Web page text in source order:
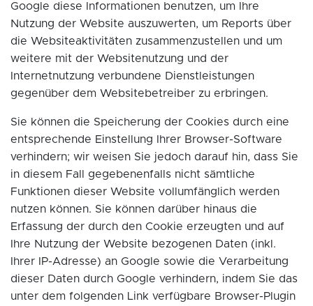
Google diese Informationen benutzen, um Ihre
Nutzung der Website auszuwerten, um Reports über
die Websiteaktivitäten zusammenzustellen und um
weitere mit der Websitenutzung und der
Internetnutzung verbundene Dienstleistungen
gegenüber dem Websitebetreiber zu erbringen.
Sie können die Speicherung der Cookies durch eine
entsprechende Einstellung Ihrer Browser-Software
verhindern; wir weisen Sie jedoch darauf hin, dass Sie
in diesem Fall gegebenenfalls nicht sämtliche
Funktionen dieser Website vollumfänglich werden
nutzen können. Sie können darüber hinaus die
Erfassung der durch den Cookie erzeugten und auf
Ihre Nutzung der Website bezogenen Daten (inkl.
Ihrer IP-Adresse) an Google sowie die Verarbeitung
dieser Daten durch Google verhindern, indem Sie das
unter dem folgenden Link verfügbare Browser-Plugin